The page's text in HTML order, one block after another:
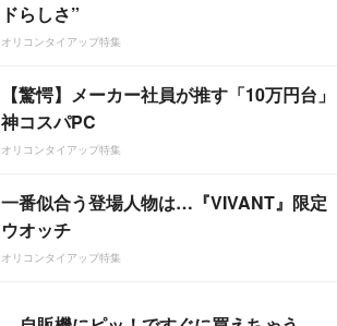
ドらしさ”
オリコンタイアップ特集
【驚愕】メーカー社員が推す「10万円台」
神コスパPC
オリコンタイアップ特集
一番似合う登場人物は…『VIVANT』限定
ウオッチ
オリコンタイアップ特集